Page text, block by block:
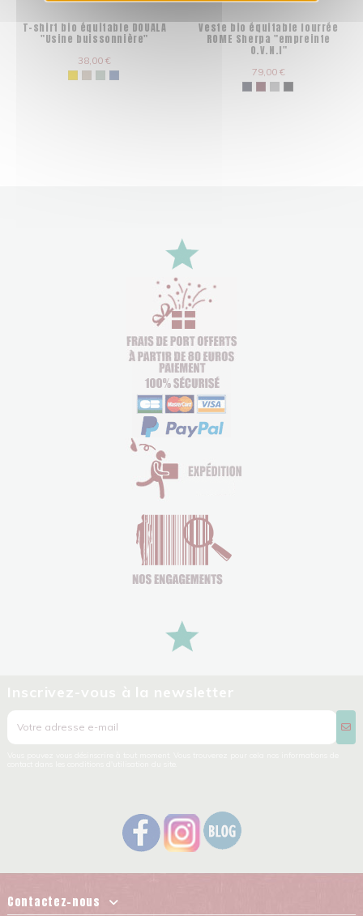
T-shirt bio équitable DOUALA
"Usine buissonnière"
38,00 €
Veste bio équitable fourrée
ROME Sherpa "empreinte
O.V.N.I"
79,00 €
Contactez-nous